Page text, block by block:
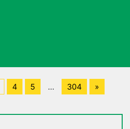
4 5 … 304 »